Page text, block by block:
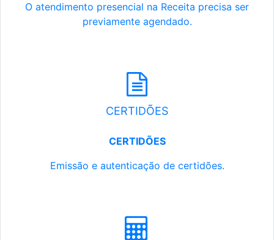
O atendimento presencial na Receita precisa ser
previamente agendado.
CERTIDÕES
CERTIDÕES
Emissão e autenticação de certidões.